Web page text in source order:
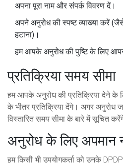
अपना पूरा नाम और संपर्क विवरण दें।
अपने अनुरोध की स्पष्ट व्याख्या करें
हटाना)।
हम आपके अनुरोध की पुष्टि के लिए
प्रतिक्रिया समय सीमा
हम आपके अनुरोध की प्रतिक्रिया देने के
के भीतर प्रतिक्रिया देंगे। अगर अनुरोध
विस्तारित समय सीमा के बारे में सूचित
अनुरोध के लिए अपमान
हम किसी भी उपयोगकर्ता को उनके